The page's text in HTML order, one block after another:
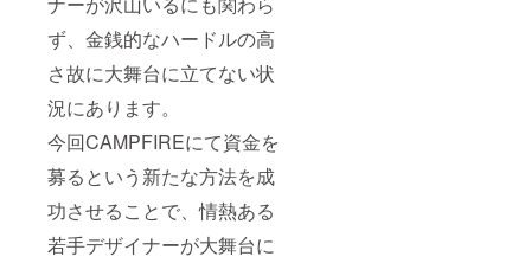
ず、金銭的なハードルの高
さ故に大舞台に立てない状
況にあります。
今回CAMPFIREにて資金を
募るという新たな方法を成
功させることで、情熱ある
若手デザイナーが大舞台に